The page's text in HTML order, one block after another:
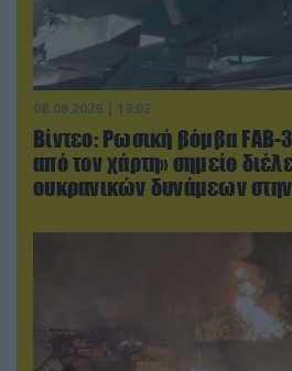
08.08.2026 | 13:02
Βίντεο: Ρωσική βόμβα FAB-
από τον χάρτη» σημείο
ουκρανικών δυνάμεων στην